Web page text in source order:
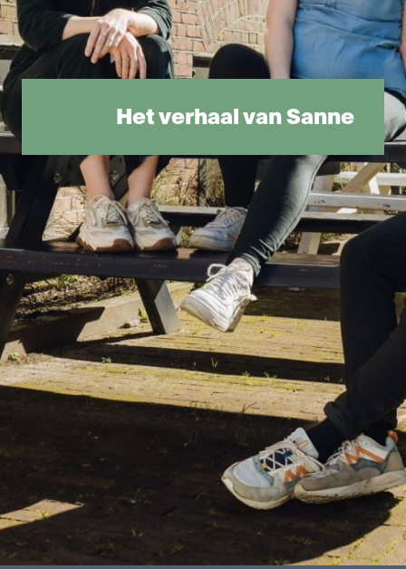
Het verhaal van Sanne